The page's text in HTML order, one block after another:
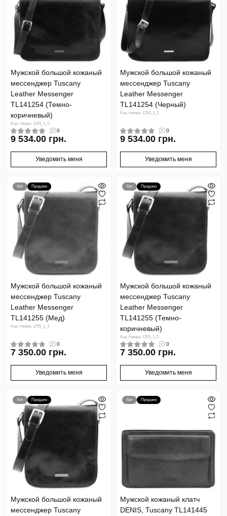
Мужской большой кожаный
мессенджер Tuscany
Leather Messenger
TL141254 (Темно-
коричневый)
Код товара: 1254_1_5
0
9 534.00 грн.
Уведомить меня
Мужской большой кожаный
мессенджер Tuscany
Leather Messenger
TL141254 (Черный)
Код товара: 1254_1_2
0
9 534.00 грн.
Уведомить меня
Хит Продано
Мужской большой кожаный
мессенджер Tuscany
Leather Messenger
TL141255 (Мед)
Код товара: 1255_1_3
0
7 350.00 грн.
Уведомить меня
Хит Продано
Мужской большой кожаный
мессенджер Tuscany
Leather Messenger
TL141255 (Темно-
коричневый)
Код товара: 1255_1_5
0
7 350.00 грн.
Уведомить меня
Хит Продано
Мужской большой кожаный
мессенджер Tuscany
Хит Продано
Мужской кожаный клатч
DENIS, Tuscany TL141445